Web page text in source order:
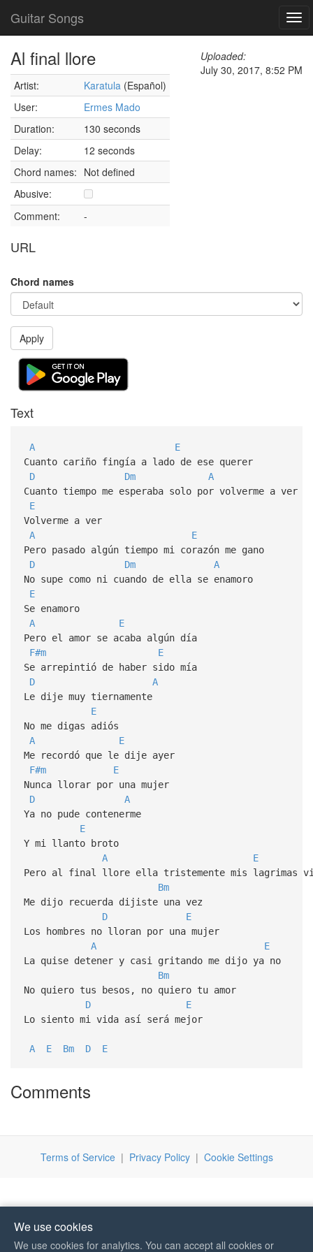
Guitar Songs
Al final llore
Artist: Karatula (Español)
User:
Ermes Mado
Duration:
130 seconds
Delay:
12 seconds
Chord names: Not defined
Abusive:
Comment:
-
URL
Uploaded:
July 30, 2017, 8:52 PM
Chord names
Apply
Text
A
E
Cuanto cariño fingía a lado de ese querer
D
Dm
A
Cuanto tiempo me esperaba solo por volverme a ver
E
Volverme a ver
A
E
Pero pasado algún tiempo mi corazón me gano
D
Dm
A
No supe como ni cuando de ella se enamoro
E
Se enamoro
A
E
Pero el amor se acaba algún día
F#m
E
Se arrepintió de haber sido mía
D
A
Le dije muy tiernamente
E
No me digas adiós
A
E
Me recordó que le dije ayer
F#m
E
Nunca llorar por una mujer
D
A
Ya no pude contenerme
E
Y mi llanto broto
A
E
Pero al final llore ella tristemente mis lagrimas
Bm
Me dijo recuerda dijiste una vez
D
E
Los hombres no lloran por una mujer
A
E
La quise detener y casi gritando me dijo ya no
Bm
No quiero tus besos, no quiero tu amor
D
E
Lo siento mi vida así será mejor
A E Bm D E
Comments
Terms of Service| Privacy Policy| Cookie Settings
We use cookies
We use cookies for analytics. You can accept all cookies or